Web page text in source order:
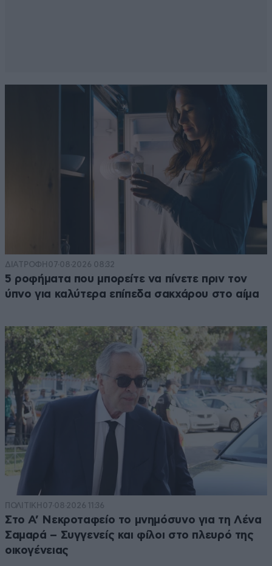
ΔΙΑΤΡΟΦΗ 07·08·2026 08:32
5 ροφήματα που μπορείτε να πίνετε πριν τον
ύπνο για καλύτερα επίπεδα σακχάρου στο αίμα
ΠΟΛΙΤΙΚΗ 07·08·2026 11:36
Στο Α’ Νεκροταφείο το μνημόσυνο για τη Λένα
Σαμαρά – Συγγενείς και φίλοι στο πλευρό της
οικογένειας